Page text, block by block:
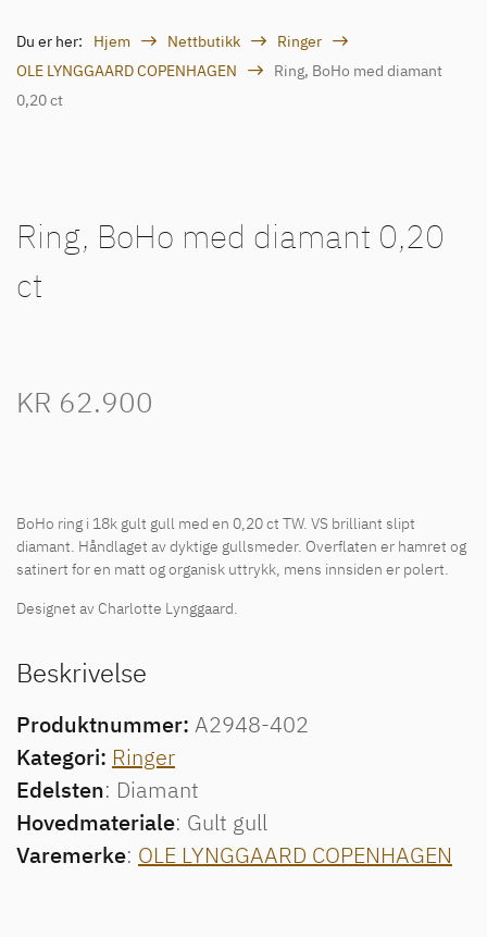
Du er her: Hjem Nettbutikk
Ringer
OLE LYNGGAARD COPENHAGEN
Ring, BoHo med diamant
0,20 ct
Ring, BoHo med diamant 0,20
ct
KR 62.900
BoHo ring i 18k gult gull med en 0,20 ct TW. VS brilliant slipt
diamant. Håndlaget av dyktige gullsmeder. Overflaten er hamret og
satinert for en matt og organisk uttrykk, mens innsiden er polert.
Designet av Charlotte Lynggaard.
Beskrivelse
Produktnummer: A2948-402
Kategori: Ringer
Edelsten: Diamant
Hovedmateriale: Gult gull
Varemerke: OLE LYNGGAARD COPENHAGEN